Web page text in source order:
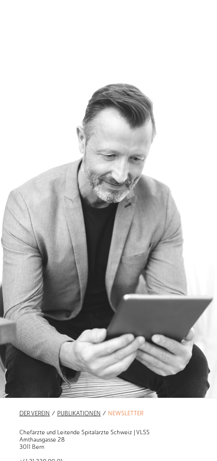
DER VEREIN / PUBLIKATIONEN / NEWSLETTER
Chefärzte und Leitende Spitalärzte Schweiz | VLSS
Amthausgasse 28
3011 Bern